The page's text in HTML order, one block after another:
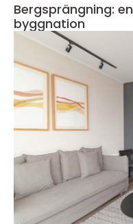
Bergsprängning:
byggnation